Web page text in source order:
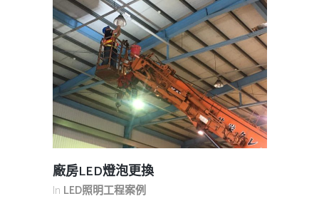
廠房LED燈泡更換
In LED照明工程案例